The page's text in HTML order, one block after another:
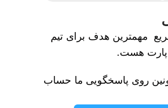
مهمترین هدف برای تیم
پارت هست.
روی پاسخگویی ما حساب